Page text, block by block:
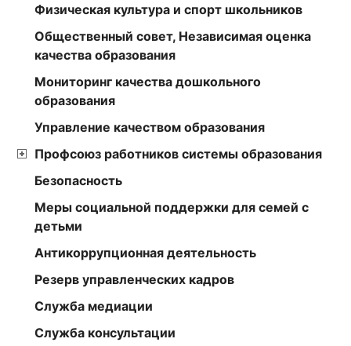
Физическая культура и спорт школьников
Общественный совет, Независимая оценка
качества образования
Мониторинг качества дошкольного
образования
Управление качеством образования
Профсоюз работников системы образования
Безопасность
Меры социальной поддержки для семей с
детьми
Антикоррупционная деятельность
Резерв управленческих кадров
Служба медиации
Служба консультации